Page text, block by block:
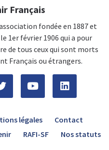
Français
fondée en 1887 et
1er février 1906 qui a pour
de tous ceux qui sont morts
Français ou étrangers.
légales
Contact
RAFI-SF Nos statuts